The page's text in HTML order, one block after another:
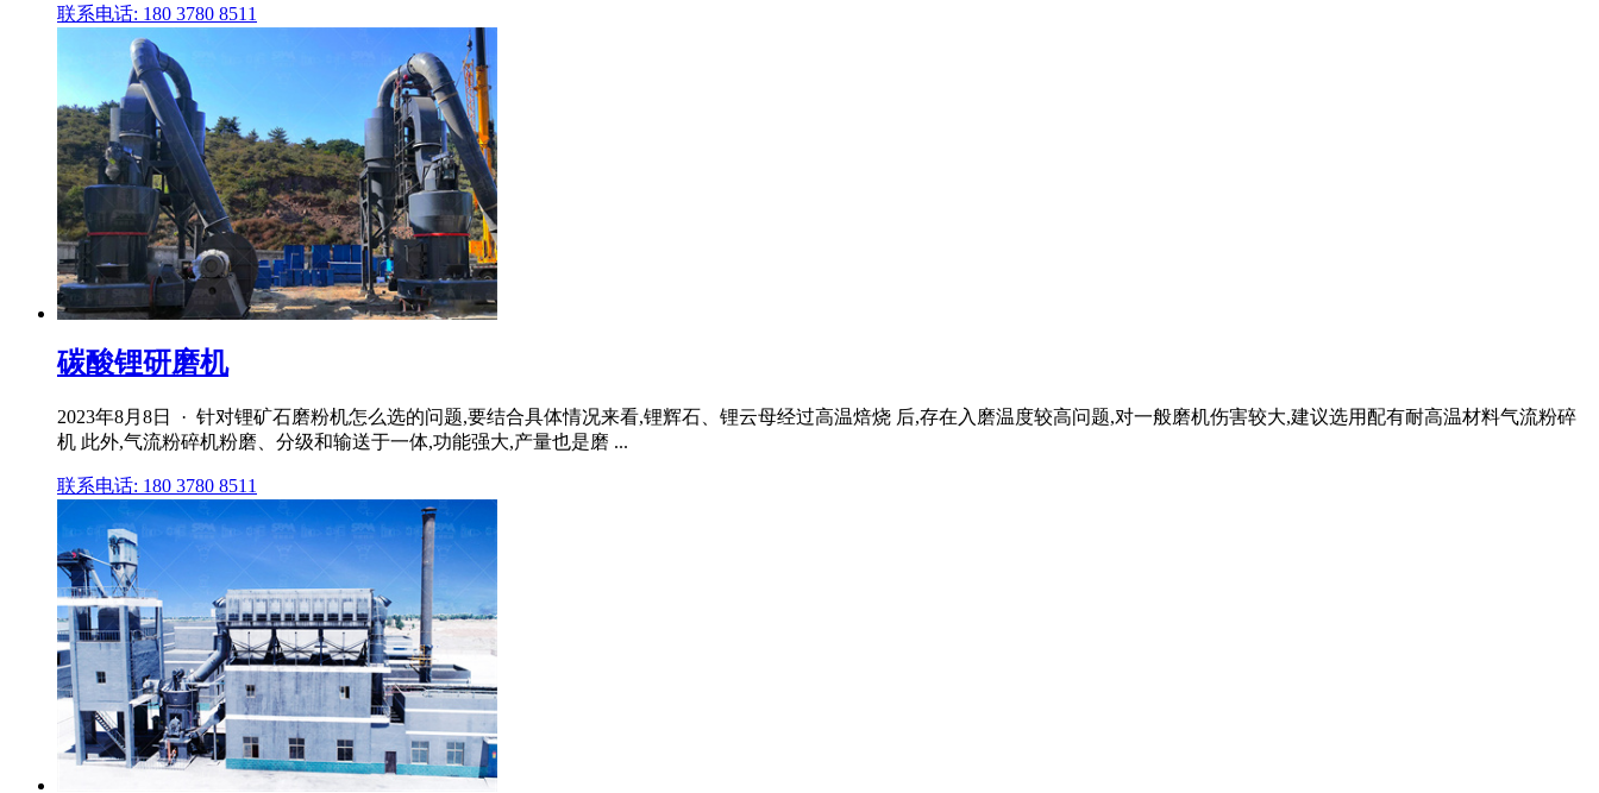
联系电话: 180 3780 8511
碳酸锂研磨机
2023年8月8日 · 针对锂矿石磨粉机怎么选的问题,要结合具体情况来看,锂辉石、锂云母经过高温焙烧 后,存在入磨温度较高问题,对一般磨机伤害较大,建议选用配有耐高温材料气流粉碎
机 此外,气流粉碎机粉磨、分级和输送于一体,功能强大,产量也是磨 ...
联系电话: 180 3780 8511